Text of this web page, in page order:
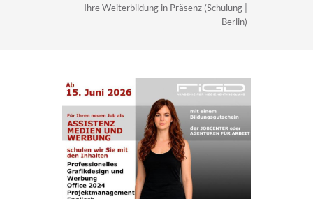
Ihre Weiterbildung in Präsenz (Schulung |
Berlin)